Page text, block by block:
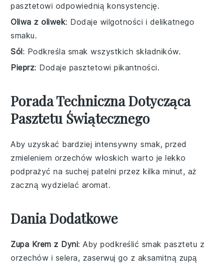
pasztetowi odpowiednią konsystencję.
Oliwa z oliwek: Dodaje wilgotności i delikatnego
smaku.
Sól: Podkreśla smak wszystkich składników.
Pieprz: Dodaje pasztetowi pikantności.
Porada Techniczna Dotycząca
Pasztetu Świątecznego
Aby uzyskać bardziej intensywny smak, przed
zmieleniem orzechów włoskich warto je lekko
podprażyć na suchej patelni przez kilka minut, aż
zaczną wydzielać aromat.
Dania Dodatkowe
Zupa Krem z Dyni: Aby podkreślić smakpasztetu z
orzechów i selera, zaserwuj go z aksamitną zupą